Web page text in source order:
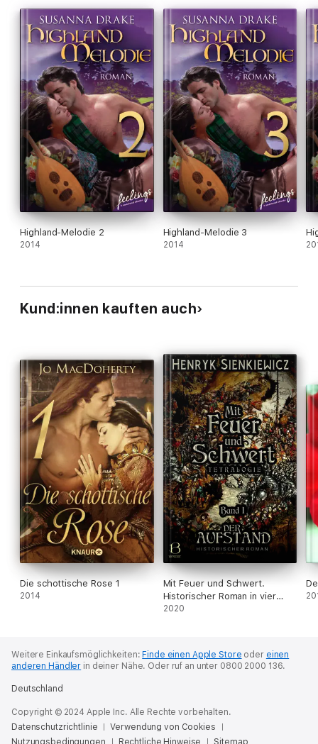
Highland-Melodie 2
2014
Highland-Melodie 3
2014
Kund:innen kauften auch
Die schottische Rose 1
2014
Mit Feuer und Schwert.
Historischer Roman in vier
Bänden. Band I
2020
Weitere Einkaufsmöglichkeiten:Finde einen Apple Store oder einen
anderen Händler in deiner Nähe. Oder ruf an unter 0800 2000 136.
Deutschland
Copyright © 2024 Apple Inc. Alle Rechte vorbehalten.
Datenschutzrichtlinie
Verwendung von Cookies
Nutzungsbedingungen
Rechtliche Hinweise Sitemap